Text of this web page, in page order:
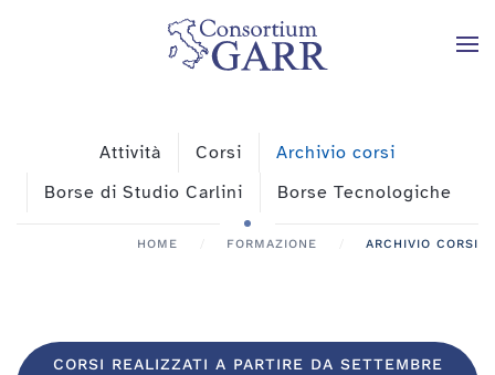
Skip to main content
Attività Corsi
Archivio corsi
Borse di Studio Carlini
Borse Tecnologiche
HOME FORMAZIONE ARCHIVIO CORSI
CORSI REALIZZATI A PARTIRE DA SETTEMBRE